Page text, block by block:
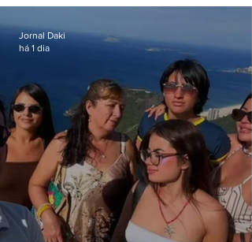
em queda de helicóptero no
Jornal Daki
há 1 dia